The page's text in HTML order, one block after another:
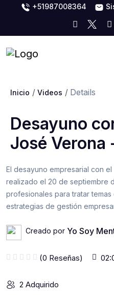
+51987008364
Inicio Videos Details
Desayuno
José Verona
El desayuno empresarial con el
realizado el 20 de septiembre
profesionales para tratar
estrategias de gestión
Creado por Yo Soy
(0 Reseñas)
2 Adquirido